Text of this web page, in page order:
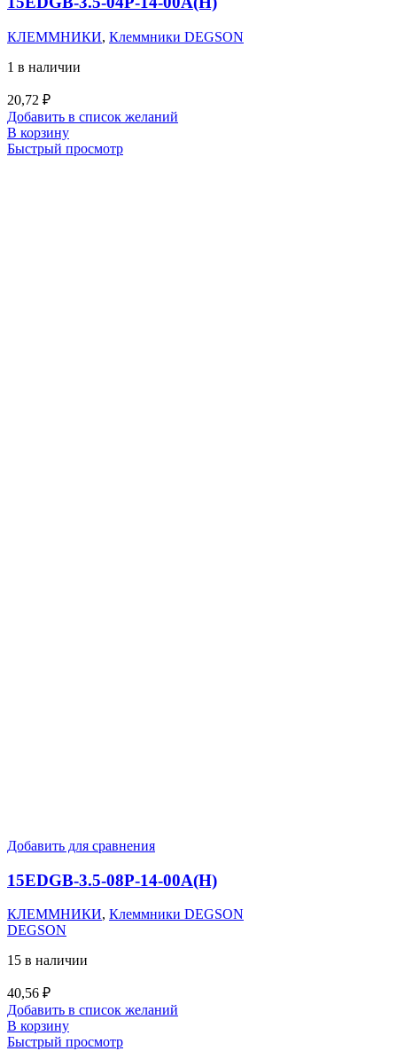
КЛЕММНИКИ, Клеммники DEGSON
1 в наличии
20,72 ₽
Добавить в список желаний
В корзину
Быстрый просмотр
Добавить для сравнения
15EDGB-3.5-08P-14-00A(H)
КЛЕММНИКИ, Клеммники DEGSON
DEGSON
15 в наличии
40,56 ₽
Добавить в список желаний
В корзину
Быстрый просмотр